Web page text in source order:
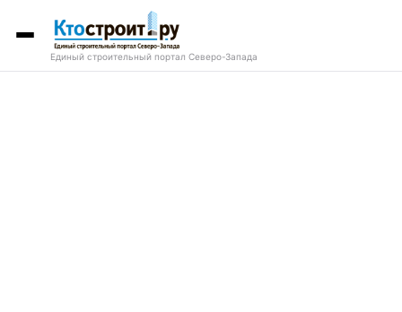
Единый строительный портал Северо-Запада